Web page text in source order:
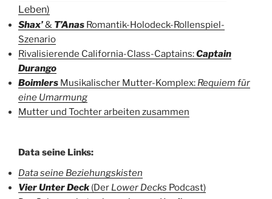
Leben)
Shax’& T’Anas Romantik-Holodeck-Rollenspiel-
Szenario
Rivalisierende California-Class-Captains:Captain
Durango
Boimlers Musikalischer Mutter-Komplex: Requiem für
eine Umarmung
Mutter und Tochter arbeiten zusammen
Data seine Links:
Data seine Beziehungskisten
Vier Unter Deck (Der Lower Decks Podcast)